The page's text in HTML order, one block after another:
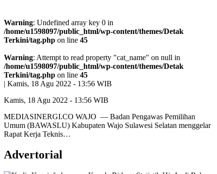
Warning: Undefined array key 0 in
/home/u1598097/public_html/wp-content/themes/Detak
Terkini/tag.php on line 45
Warning: Attempt to read property "cat_name" on null in
/home/u1598097/public_html/wp-content/themes/Detak
Terkini/tag.php on line 45
| Kamis, 18 Agu 2022 - 13:56 WIB
Kamis, 18 Agu 2022 - 13:56 WIB
MEDIASINERGI.CO WAJO — Badan Pengawas Pemilihan
Umum (BAWASLU) Kabupaten Wajo Sulawesi Selatan menggelar
Rapat Kerja Teknis…
Advertorial